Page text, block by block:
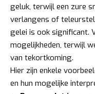
geluk, terwijl een zure
verlangens of
gelei is ook significant.
mogelijkheden, terwijl
van tekortkoming.
Hier zijn enkele
en hun mogelijke